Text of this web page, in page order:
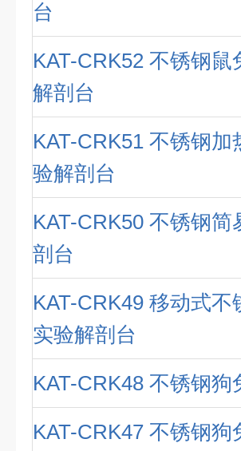
台
KAT-CRK52 不锈钢
解剖台
KAT-CRK51 不锈钢
验解剖台
KAT-CRK50 不锈钢
剖台
KAT-CRK49 移动式
实验解剖台
KAT-CRK48 不锈钢
KAT-CRK47 不锈钢